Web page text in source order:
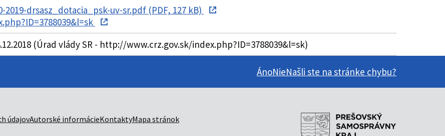
2019-drsasz_dotacia_psk-uv-sr.pdf (PDF, 127 kB)
(Úrad vlády SR - http://www.crz.gov.sk/index.php?ID=3788039&l=sk)
ÁnoNieNašli ste na stránke chybu?
údajovAutorské informácieKontaktyMapa stránok